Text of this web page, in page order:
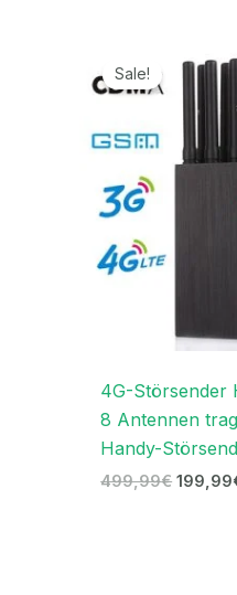
Sale!
4G-Störsender
8 Antennen
Handy-
499,99€
Preis
war:
199,99